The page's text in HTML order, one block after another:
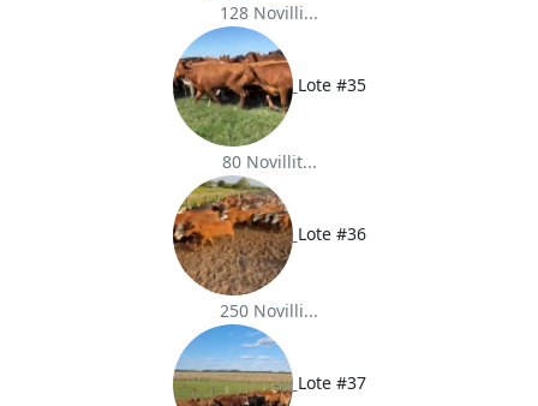
128 Novilli...
Lote #35
80 Novillit...
Lote #36
250 Novilli...
Lote #37